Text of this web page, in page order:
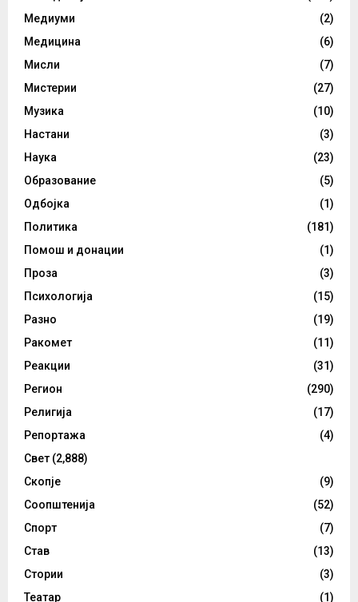
Медиуми
(2)
Медицина
(6)
Мисли
(7)
Мистерии
(27)
Музика
(10)
Настани
(3)
Наука
(23)
Образование
(5)
Одбојка
(1)
Политика
(181)
Помош и донации
(1)
Проза
(3)
Психологија
(15)
Разно
(19)
Ракомет
(11)
Реакции
(31)
Регион
(290)
Религија
(17)
Репортажа
(4)
Свет (2,888)
Скопје
(9)
Соопштенија
(52)
Спорт
(7)
Став
(13)
Стории
(3)
Театар
(1)